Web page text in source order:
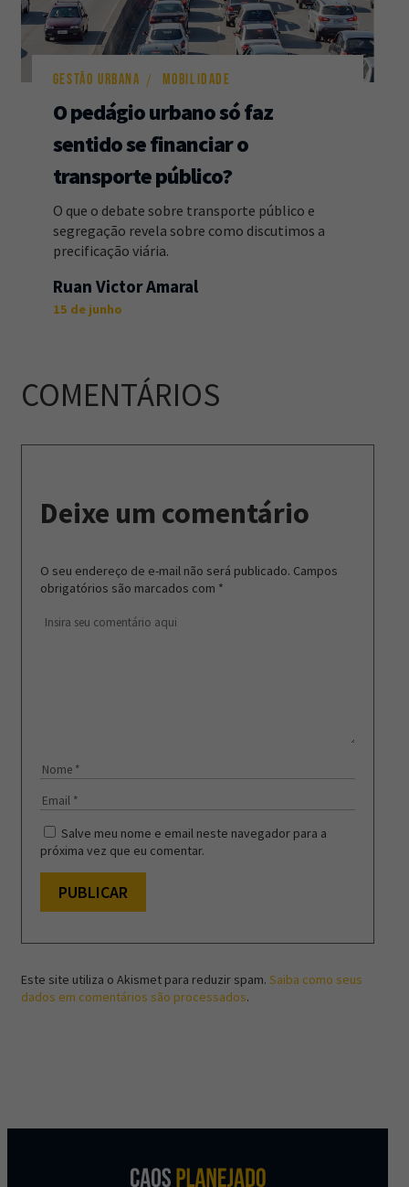
GESTÃO URBANA MOBILIDADE
O pedágio urbano só faz
sentido se financiar o
transporte público?
O que o debate sobre transporte público e
segregação revela sobre como discutimos a
precificação viária.
Ruan Victor Amaral
15 de junho
COMENTÁRIOS
Deixe um comentário
O seu endereço de e-mail não será publicado. Campos
obrigatórios são marcados com *
Salve meu nome e email neste navegador para a
próxima vez que eu comentar.
Este site utiliza o Akismet para reduzir spam. Saiba como seus
dados em comentários são processados.